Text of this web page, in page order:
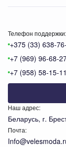
Телефон поддержки:
+375 (33) 638-
+7 (969) 96-68-
+7 (958) 58-15-
Наш адрес:
Беларусь, г.
Почта: